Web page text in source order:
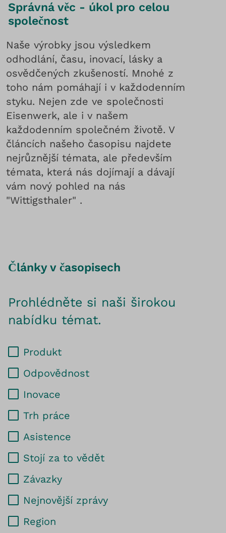
Správná věc - úkol pro celou
společnost
Naše výrobky jsou výsledkem
odhodlání, času, inovací, lásky a
osvědčených zkušeností. Mnohé z
toho nám pomáhají i v každodenním
styku. Nejen zde ve společnosti
Eisenwerk, ale i v našem
každodenním společném životě. V
článcích našeho časopisu najdete
nejrůznější témata, ale především
témata, která nás dojímají a dávají
vám nový pohled na nás
"Wittigsthaler" .
Články v časopisech
Prohlédněte si naši širokou
nabídku témat.
Produkt
Odpovědnost
Inovace
Trh práce
Asistence
Stojí za to vědět
Závazky
Nejnovější zprávy
Region